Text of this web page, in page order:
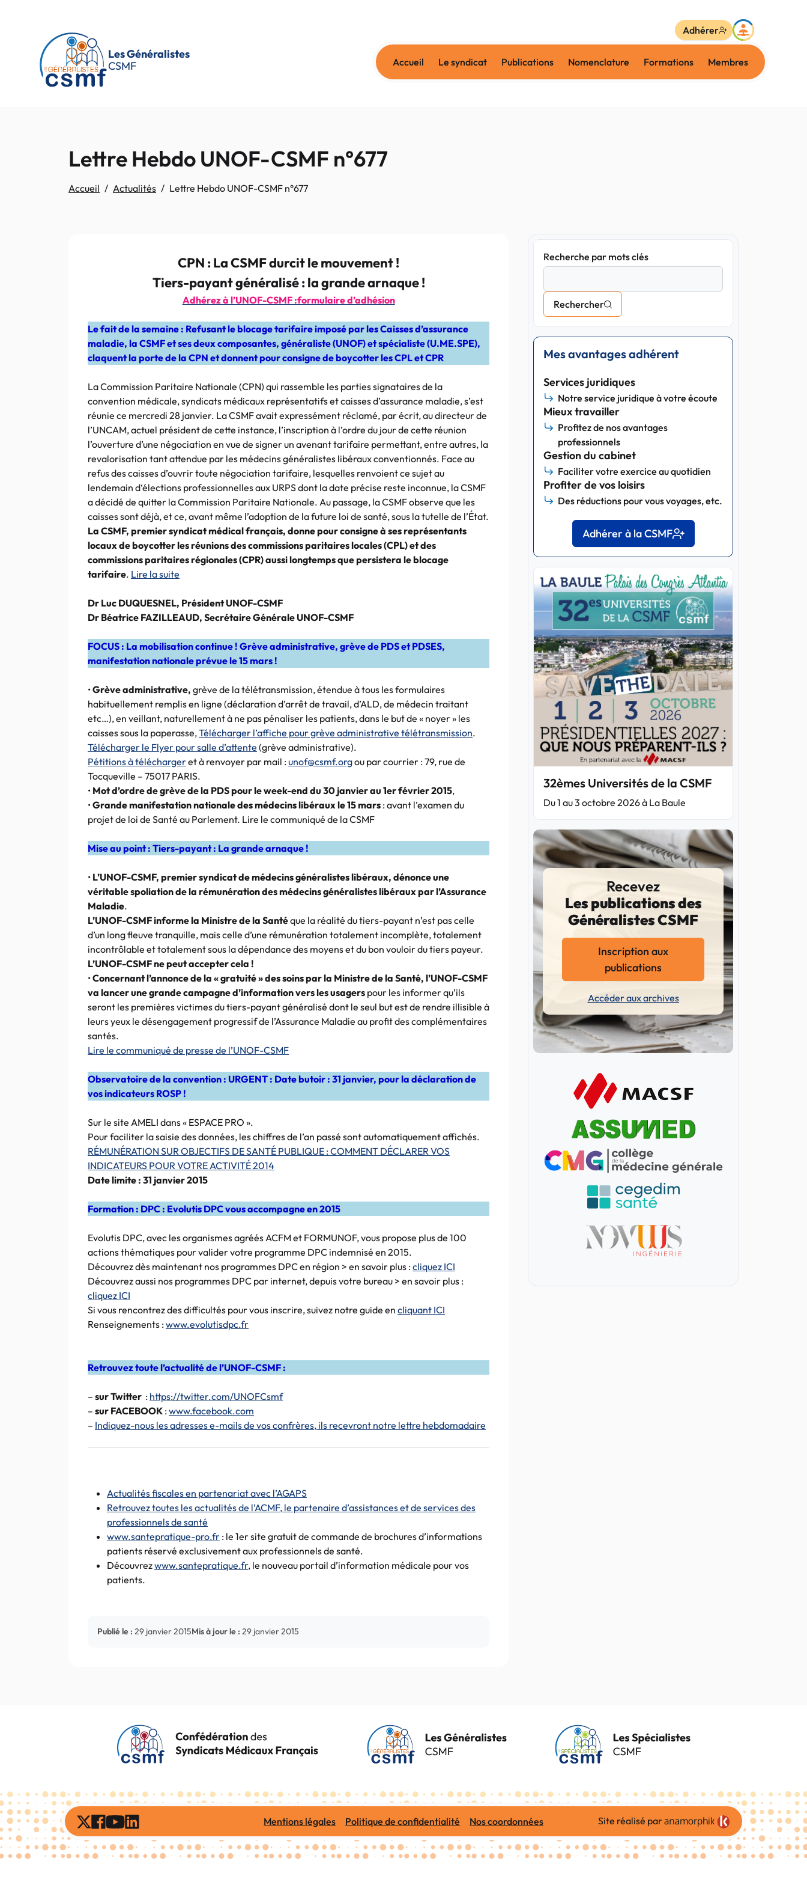
Les Généralistes
CSMF
Accueil Le syndicat Publications Nomenclature Formations Membres
Adhérer
Lettre Hebdo UNOF-CSMF n°677
Accueil Actualités Lettre Hebdo UNOF-CSMF n°677
CPN : La CSMF durcit le mouvement !
Tiers-payant généralisé : la grande arnaque !
Adhérez à l’UNOF-CSMF :formulaire d’adhésion
Le fait de la semaine : Refusant le blocage tarifaire imposé par les Caisses d’assurance
maladie, la CSMF et ses deux composantes, généraliste (UNOF) et spécialiste (U.ME.SPE),
claquent la porte de la CPN et donnent pour consigne de boycotter les CPL et CPR
La Commission Paritaire Nationale (CPN) qui rassemble les parties signataires de la
convention médicale, syndicats médicaux représentatifs et caisses d’assurance maladie, s’est
réunie ce mercredi 28 janvier. La CSMF avait expressément réclamé, par écrit, au directeur de
l’UNCAM, actuel président de cette instance, l’inscription à l’ordre du jour de cette réunion
l’ouverture d’une négociation en vue de signer un avenant tarifaire permettant, entre autres, la
revalorisation tant attendue par les médecins généralistes libéraux conventionnés. Face au
refus des caisses d’ouvrir toute négociation tarifaire, lesquelles renvoient ce sujet au
lendemain d‘élections professionnelles aux URPS dont la date précise reste inconnue, la CSMF
a décidé de quitter la Commission Paritaire Nationale. Au passage, la CSMF observe que les
caisses sont déjà, et ce, avant même l’adoption de la future loi de santé, sous la tutelle de l’État.
La CSMF, premier syndicat médical français, donne pour consigne à ses représentants
locaux de boycotter les réunions des commissions paritaires locales (CPL) et des
commissions paritaires régionales (CPR) aussi longtemps que persistera le blocage
tarifaire. Lire la suite
Dr Luc DUQUESNEL, Président UNOF-CSMF
Dr Béatrice FAZILLEAUD, Secrétaire Générale UNOF-CSMF
FOCUS : La mobilisation continue ! Grève administrative, grève de PDS et PDSES,
manifestation nationale prévue le 15 mars !
• Grève administrative, grève de la télétransmission, étendue à tous les formulaires
habituellement remplis en ligne (déclaration d’arrêt de travail, d’ALD, de médecin traitant
etc…), en veillant, naturellement à ne pas pénaliser les patients, dans le but de « noyer » les
caisses sous la paperasse,Télécharger l’affiche pour grève administrative télétransmission.
Télécharger le Flyer pour salle d’attente (grève administrative).
Pétitions à téléchargeret à renvoyer par mail :unof@csmf.orgou par courrier : 79, rue de
Tocqueville – 75017 PARIS.
• Mot d’ordre de grève de la PDS pour le week-end du 30 janvier au 1er février 2015,
• Grande manifestation nationale des médecins libéraux le 15 mars : avant l’examen du
projet de loi de Santé au Parlement. Lire le communiqué de la CSMF
Mise au point : Tiers-payant : La grande arnaque !
• L’UNOF-CSMF, premier syndicat de médecins généralistes libéraux, dénonce une
véritable spoliation de la rémunération des médecins généralistes libéraux par l’Assurance
Maladie.
L’UNOF-CSMF informe la Ministre de la Santéque la réalité du tiers-payant n’est pas celle
d’un long fleuve tranquille, mais celle d’une rémunération totalement incomplète, totalement
incontrôlable et totalement sous la dépendance des moyens et du bon vouloir du tiers payeur.
L’UNOF-CSMF ne peut accepter cela !
• Concernant l’annonce de la « gratuité » des soins par la Ministre de la Santé, l’UNOF-CSMF
va lancer une grande campagne d’information vers les usagers pour les informer qu’ils
seront les premières victimes du tiers-payant généralisé dont le seul but est de rendre illisible à
leurs yeux le désengagement progressif de l’Assurance Maladie au profit des complémentaires
santés.
Lire le communiqué de presse de l’UNOF-CSMF
Observatoire de la convention : URGENT : Date butoir : 31 janvier, pour la déclaration de
vos indicateurs ROSP !
Sur le site AMELI dans « ESPACE PRO ».
Pour faciliter la saisie des données, les chiffres de l’an passé sont automatiquement affichés.
RÉMUNÉRATION SUR OBJECTIFS DE SANTÉ PUBLIQUE : COMMENT DÉCLARER VOS
INDICATEURS POUR VOTRE ACTIVITÉ 2014
Date limite : 31 janvier 2015
Formation : DPC : Evolutis DPC vous accompagne en 2015
Evolutis DPC, avec les organismes agréés ACFM et FORMUNOF, vous propose plus de 100
actions thématiques pour valider votre programme DPC indemnisé en 2015.
Découvrez dès maintenant nos programmes DPC en région > en savoir plus :cliquez ICI
Découvrez aussi nos programmes DPC par internet, depuis votre bureau > en savoir plus :
cliquez ICI
Si vous rencontrez des difficultés pour vous inscrire, suivez notre guide en cliquant ICI
Renseignements :www.evolutisdpc.fr
Retrouvez toute l’actualité de l’UNOF-CSMF :
– sur Twitter : https://twitter.com/UNOFCsmf
– sur FACEBOOK :www.facebook.com
– Indiquez-nous les adresses e-mails de vos confrères, ils recevront notre lettre hebdomadaire
Actualités fiscales en partenariat avec l’AGAPS
Retrouvez toutes les actualités de l’ACMF, le partenaire d’assistances et de services des
professionnels de santé
www.santepratique-pro.fr : le 1er site gratuit de commande de brochures d’informations
patients réservé exclusivement aux professionnels de santé.
Découvrezwww.santepratique.fr, le nouveau portail d’information médicale pour vos
patients.
Publié le : 29 janvier 2015Mis à jour le : 29 janvier 2015
Recherche par mots clés
Rechercher
Mes avantages adhérent
Services juridiques
Notre service juridique à votre écoute
Mieux travailler
Profitez de nos avantages
professionnels
Gestion du cabinet
Faciliter votre exercice au quotidien
Profiter de vos loisirs
Des réductions pour vous voyages, etc.
Adhérer à la CSMF
32èmes Universités de la CSMF
Du 1 au 3 octobre 2026 à La Baule
Recevez
Les publications des
Généralistes CSMF
Inscription aux
publications
Accéder aux archives
Mentions légales Politique de confidentialité Nos coordonnées Site réalisé par